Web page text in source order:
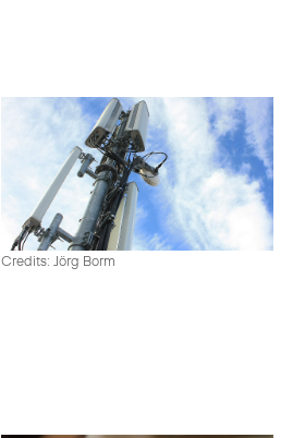
Credits: Jörg Borm